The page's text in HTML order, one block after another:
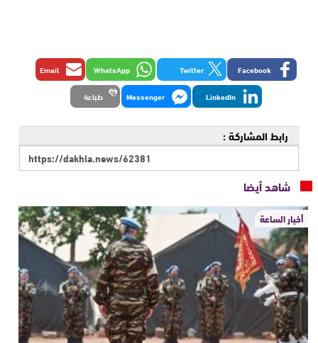
Facebook
Twitter
WhatsApp
Email
LinkedIn
Messenger طباعة
رابط المشاركة :
شاهد أيضا
أخبار الساعة